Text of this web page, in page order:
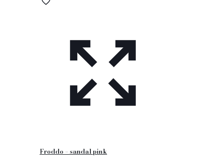
Froddo – sandal pink